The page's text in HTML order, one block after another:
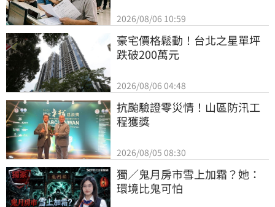
2026/08/06 10:59
豪宅價格鬆動！台北之星單坪
跌破200萬元
2026/08/06 04:48
抗颱驗證零災情！山區防汛工
程獲獎
2026/08/05 08:30
獨／鬼月房市雪上加霜？她：
環境比鬼可怕